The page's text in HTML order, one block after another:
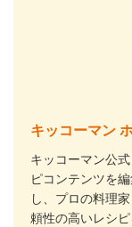
キッコーマン
キッコーマン公
ピコンテンツを
し、プロの料理
頼性の高いレシ